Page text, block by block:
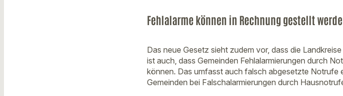
Fehlalarme können in Rechnung gestellt
Das neue Gesetz sieht zudem vor, dass die
ist auch, dass Gemeinden Fehlalarmierungen durch
können. Das umfasst auch falsch abgesetzte Notrufe
Gemeinden bei Falschalarmierungen durch